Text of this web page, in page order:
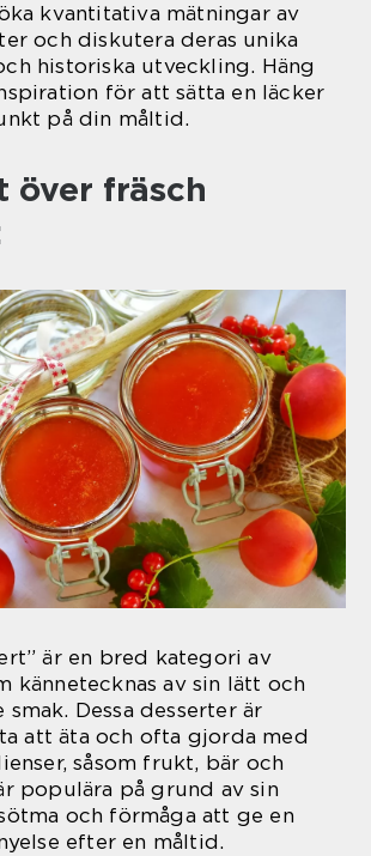
kvantitativa mätningar av
och diskutera deras unika
historiska utveckling. Häng
för att sätta en läcker
på din måltid.
över fräsch
är en bred kategori av
kännetecknas av sin lätt och
Dessa desserter är
att äta och ofta gjorda med
såsom frukt, bär och
populära på grund av sin
och förmåga att ge en
efter en måltid.